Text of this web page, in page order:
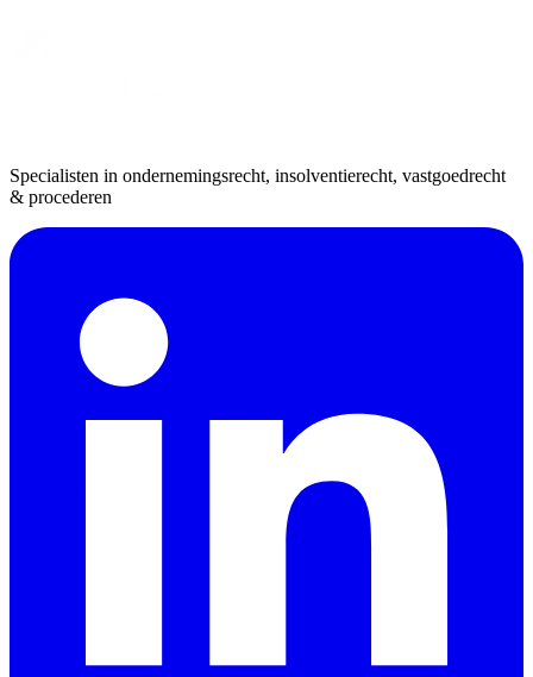
Specialisten in ondernemingsrecht, insolventierecht, vastgoedrecht
& procederen